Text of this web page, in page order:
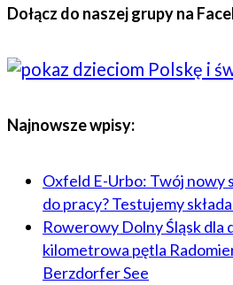
Dołącz do naszej grupy na
Najnowsze wpisy:
Oxfeld E-Urbo: Twój nowy
do pracy? Testujemy
Rowerowy Dolny Śląsk dla
kilometrowa pętla
Berzdorfer See